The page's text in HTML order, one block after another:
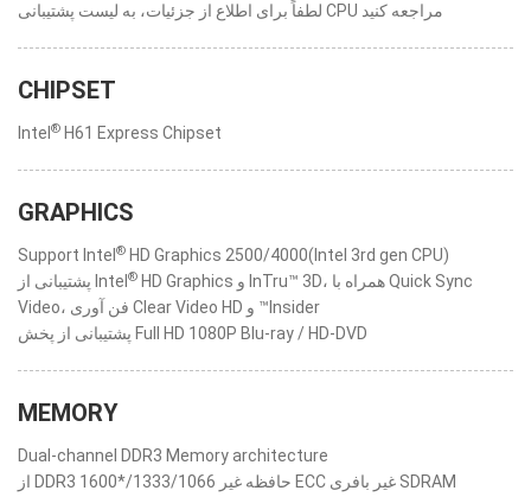
لطفاً برای اطلاع از جزئیات، به لیست پشتیبانی CPU مراجعه کنید
CHIPSET
Intel ® H61 Express Chipset
GRAPHICS
Support Intel ® HD Graphics 2500/4000(Intel 3rd gen CPU)
پشتیبانی از Intel ® HD Graphics و InTru™ 3D، همراه با Quick Sync
Video، فن آوری Clear Video HD و ™Insider
پشتیبانی از پخش Full HD 1080P Blu-ray / HD-DVD
MEMORY
Dual-channel DDR3 Memory architecture
از DDR3 1600*/1333/1066 حافظه غیر ECC غیر بافری SDRAM